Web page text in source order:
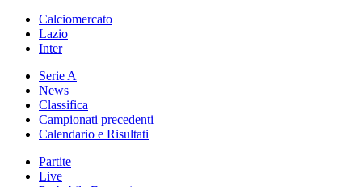
Calciomercato
Lazio
Inter
Serie A
News
Classifica
Campionati precedenti
Calendario e Risultati
Partite
Live